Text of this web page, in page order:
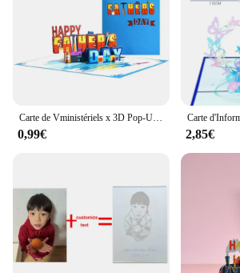
Carte de Vministériels x 3D Pop-Up Faite à la Main avec Enveloppe, Carte d'Anniversaire pour Papa, Cadeau de ixdes Pères
0,99€ 2,85€